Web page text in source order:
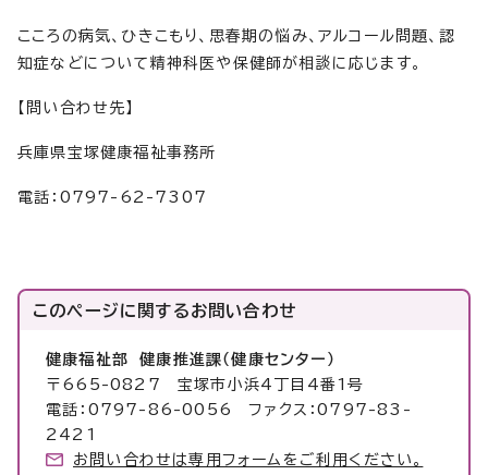
こころの病気、ひきこもり、思春期の悩み、アルコール問題、認
知症などについて精神科医や保健師が相談に応じます。
【問い合わせ先】
兵庫県宝塚健康福祉事務所
電話：0797-62-7307
このページに関するお問い合わせ
健康福祉部 健康推進課（健康センター）
〒665-0827 宝塚市小浜4丁目4番1号
電話：0797-86-0056 ファクス：0797-83-
2421
お問い合わせは専用フォームをご利用ください。